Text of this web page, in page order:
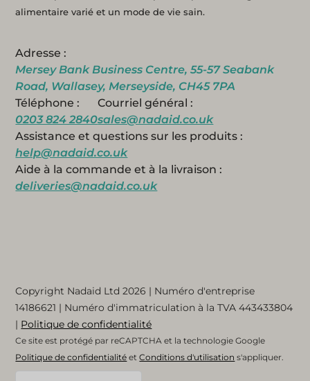
alimentaire varié et un mode de vie sain.
Adresse :
Mersey Bank Business Centre, 55-57 Seabank
Road, Wallasey, Merseyside, CH45 7PA
Téléphone :
0203 824 2840
Courriel général :
sales@nadaid.co.uk
Assistance et questions sur les produits :
help@nadaid.co.uk
Aide à la commande et à la livraison :
deliveries@nadaid.co.uk
Copyright Nadaid Ltd 2026 | Numéro d'entreprise
14186621 | Numéro d'immatriculation à la TVA443433804
| Politique de confidentialité
Ce site est protégé par reCAPTCHA et la technologie Google
Politique de confidentialité etConditions d'utilisation s'appliquer.